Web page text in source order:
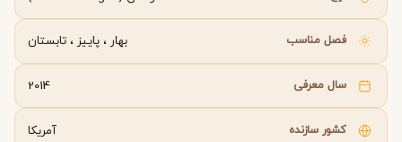
فصل مناسب بهار ، پاییز ، تابستان
سال معرفی 2014
کشور سازنده آمریکا